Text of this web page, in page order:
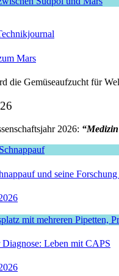
Mars
die Gemüseaufzucht für
2026:
und seine
Leben mit CAPS